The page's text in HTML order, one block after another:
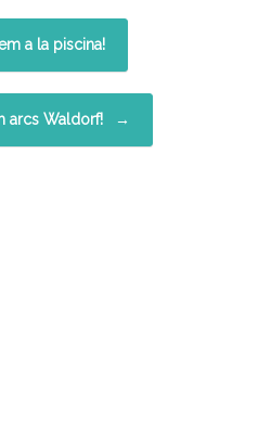
a la piscina!
arcs Waldorf! →